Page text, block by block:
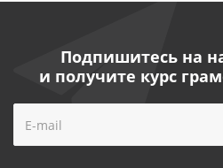
Подпишитесь на
и получите курс